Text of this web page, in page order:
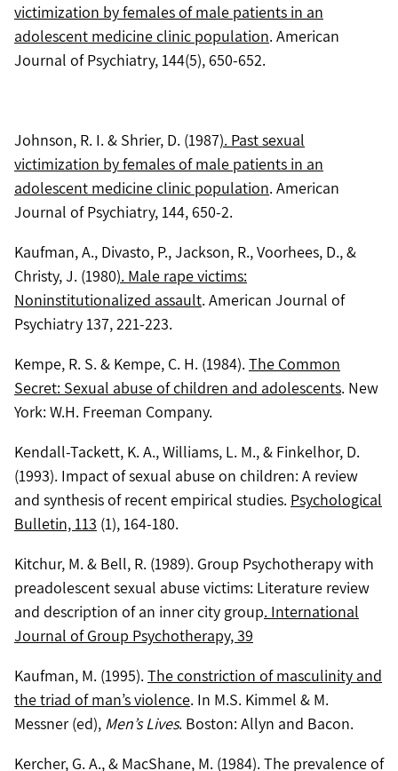
victimization by females of male patients in an
adolescent medicine clinic population. American
Journal of Psychiatry, 144(5), 650-652.
Johnson, R. I. & Shrier, D. (1987). Past sexual
victimization by females of male patients in an
adolescent medicine clinic population. American
Journal of Psychiatry, 144, 650-2.
Kaufman, A., Divasto, P., Jackson, R., Voorhees, D., &
Christy, J. (1980). Male rape victims:
Noninstitutionalized assault. American Journal of
Psychiatry 137, 221-223.
Kempe, R. S. & Kempe, C. H. (1984). The Common
Secret: Sexual abuse of children and adolescents. New
York: W.H. Freeman Company.
Kendall-Tackett, K. A., Williams, L. M., & Finkelhor, D.
(1993). Impact of sexual abuse on children: A review
and synthesis of recent empirical studies. Psychological
Bulletin, 113 (1), 164-180.
Kitchur, M. & Bell, R. (1989). Group Psychotherapy with
preadolescent sexual abuse victims: Literature review
and description of an inner city group. International
Journal of Group Psychotherapy, 39
Kaufman, M. (1995). The constriction of masculinity and
the triad of man’s violence. In M.S. Kimmel & M.
Messner (ed), Men’s Lives. Boston: Allyn and Bacon.
Kercher, G. A., & MacShane, M. (1984). The prevalence of